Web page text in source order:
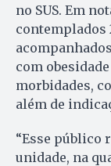
no SUS. Em
contemplados
com
morbidades,
além de
“Esse público
unidade, na